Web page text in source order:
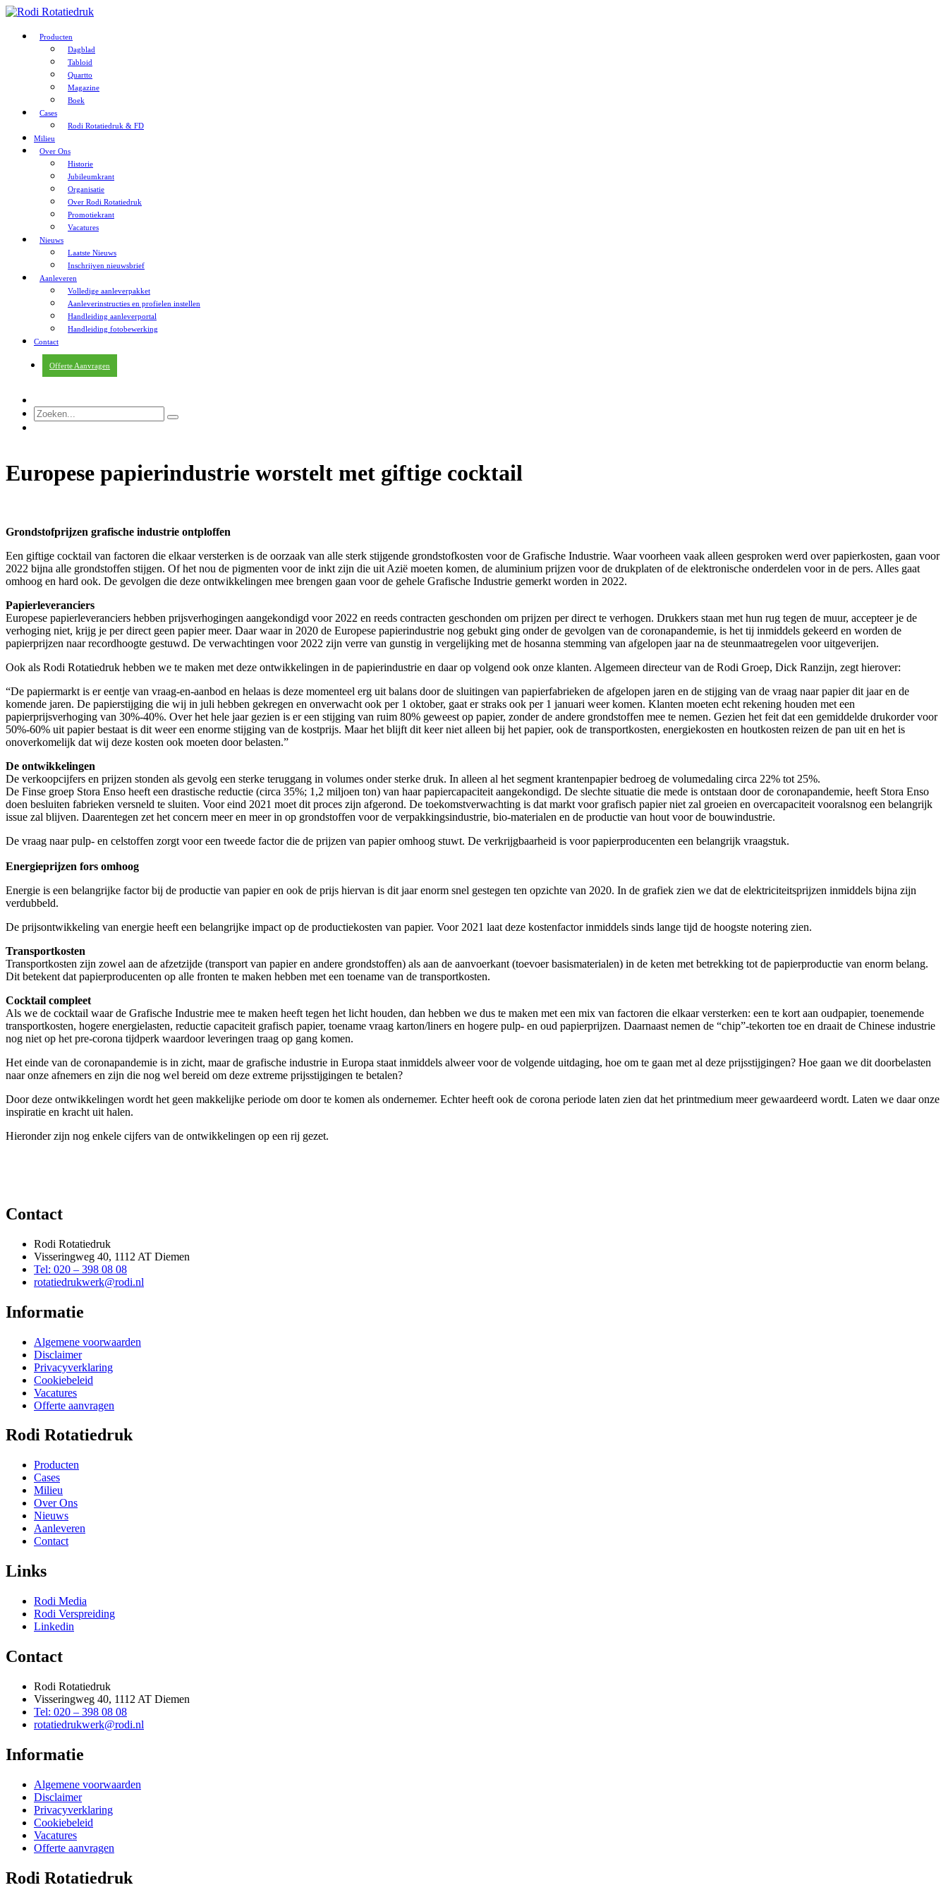
Producten
Dagblad
Tabloid
Quartto
Magazine
Boek
Cases
Rodi Rotatiedruk & FD
Milieu
Over Ons
Historie
Jubileumkrant
Organisatie
Over Rodi Rotatiedruk
Promotiekrant
Vacatures
Nieuws
Laatste Nieuws
Inschrijven nieuwsbrief
Aanleveren
Volledige aanleverpakket
Aanleverinstructies en profielen instellen
Handleiding aanleverportal
Handleiding fotobewerking
Contact
Offerte Aanvragen
Europese papierindustrie worstelt met giftige cocktail
Grondstofprijzen grafische industrie ontploffen
Een giftige cocktail van factoren die elkaar versterken is de oorzaak van alle sterk stijgende grondstofkosten voor de Grafische Industrie. Waar voorheen vaak alleen gesproken werd over papierkosten, gaan voor
2022 bijna alle grondstoffen stijgen. Of het nou de pigmenten voor de inkt zijn die uit Azië moeten komen, de aluminium prijzen voor de drukplaten of de elektronische onderdelen voor in de pers. Alles gaat
omhoog en hard ook. De gevolgen die deze ontwikkelingen mee brengen gaan voor de gehele Grafische Industrie gemerkt worden in 2022.
Papierleveranciers
Europese papierleveranciers hebben prijsverhogingen aangekondigd voor 2022 en reeds contracten geschonden om prijzen per direct te verhogen. Drukkers staan met hun rug tegen de muur, accepteer je de
verhoging niet, krijg je per direct geen papier meer. Daar waar in 2020 de Europese papierindustrie nog gebukt ging onder de gevolgen van de coronapandemie, is het tij inmiddels gekeerd en worden de
papierprijzen naar recordhoogte gestuwd. De verwachtingen voor 2022 zijn verre van gunstig in vergelijking met de hosanna stemming van afgelopen jaar na de steunmaatregelen voor uitgeverijen.
Ook als Rodi Rotatiedruk hebben we te maken met deze ontwikkelingen in de papierindustrie en daar op volgend ook onze klanten. Algemeen directeur van de Rodi Groep, Dick Ranzijn, zegt hierover:
“De papiermarkt is er eentje van vraag-en-aanbod en helaas is deze momenteel erg uit balans door de sluitingen van papierfabrieken de afgelopen jaren en de stijging van de vraag naar papier dit jaar en de
komende jaren. De papierstijging die wij in juli hebben gekregen en onverwacht ook per 1 oktober, gaat er straks ook per 1 januari weer komen. Klanten moeten echt rekening houden met een
papierprijsverhoging van 30%-40%. Over het hele jaar gezien is er een stijging van ruim 80% geweest op papier, zonder de andere grondstoffen mee te nemen. Gezien het feit dat een gemiddelde drukorder voor
50%-60% uit papier bestaat is dit weer een enorme stijging van de kostprijs. Maar het blijft dit keer niet alleen bij het papier, ook de transportkosten, energiekosten en houtkosten reizen de pan uit en het is
onoverkomelijk dat wij deze kosten ook moeten door belasten.”
De ontwikkelingen
De verkoopcijfers en prijzen stonden als gevolg een sterke teruggang in volumes onder sterke druk. In alleen al het segment krantenpapier bedroeg de volumedaling circa 22% tot 25%.
De Finse groep Stora Enso heeft een drastische reductie (circa 35%; 1,2 miljoen ton) van haar papiercapaciteit aangekondigd. De slechte situatie die mede is ontstaan door de coronapandemie, heeft Stora Enso
doen besluiten fabrieken versneld te sluiten. Voor eind 2021 moet dit proces zijn afgerond. De toekomstverwachting is dat markt voor grafisch papier niet zal groeien en overcapaciteit vooralsnog een belangrijk
issue zal blijven. Daarentegen zet het concern meer en meer in op grondstoffen voor de verpakkingsindustrie, bio-materialen en de productie van hout voor de bouwindustrie.
De vraag naar pulp- en celstoffen zorgt voor een tweede factor die de prijzen van papier omhoog stuwt. De verkrijgbaarheid is voor papierproducenten een belangrijk vraagstuk.
Energieprijzen fors omhoog
Energie is een belangrijke factor bij de productie van papier en ook de prijs hiervan is dit jaar enorm snel gestegen ten opzichte van 2020. In de grafiek zien we dat de elektriciteitsprijzen inmiddels bijna zijn
verdubbeld.
De prijsontwikkeling van energie heeft een belangrijke impact op de productiekosten van papier. Voor 2021 laat deze kostenfactor inmiddels sinds lange tijd de hoogste notering zien.
Transportkosten
Transportkosten zijn zowel aan de afzetzijde (transport van papier en andere grondstoffen) als aan de aanvoerkant (toevoer basismaterialen) in de keten met betrekking tot de papierproductie van enorm belang.
Dit betekent dat papierproducenten op alle fronten te maken hebben met een toename van de transportkosten.
Cocktail compleet
Als we de cocktail waar de Grafische Industrie mee te maken heeft tegen het licht houden, dan hebben we dus te maken met een mix van factoren die elkaar versterken: een te kort aan oudpapier, toenemende
transportkosten, hogere energielasten, reductie capaciteit grafisch papier, toename vraag karton/liners en hogere pulp- en oud papierprijzen. Daarnaast nemen de “chip”-tekorten toe en draait de Chinese industrie
nog niet op het pre-corona tijdperk waardoor leveringen traag op gang komen.
Het einde van de coronapandemie is in zicht, maar de grafische industrie in Europa staat inmiddels alweer voor de volgende uitdaging, hoe om te gaan met al deze prijsstijgingen? Hoe gaan we dit doorbelasten
naar onze afnemers en zijn die nog wel bereid om deze extreme prijsstijgingen te betalen?
Door deze ontwikkelingen wordt het geen makkelijke periode om door te komen als ondernemer. Echter heeft ook de corona periode laten zien dat het printmedium meer gewaardeerd wordt. Laten we daar onze
inspiratie en kracht uit halen.
Hieronder zijn nog enkele cijfers van de ontwikkelingen op een rij gezet.
Contact
Rodi Rotatiedruk
Visseringweg 40, 1112 AT Diemen
Tel: 020 – 398 08 08
rotatiedrukwerk@rodi.nl
Informatie
Algemene voorwaarden
Disclaimer
Privacyverklaring
Cookiebeleid
Vacatures
Offerte aanvragen
Rodi Rotatiedruk
Producten
Cases
Milieu
Over Ons
Nieuws
Aanleveren
Contact
Links
Rodi Media
Rodi Verspreiding
Linkedin
Contact
Rodi Rotatiedruk
Visseringweg 40, 1112 AT Diemen
Tel: 020 – 398 08 08
rotatiedrukwerk@rodi.nl
Informatie
Algemene voorwaarden
Disclaimer
Privacyverklaring
Cookiebeleid
Vacatures
Offerte aanvragen
Rodi Rotatiedruk